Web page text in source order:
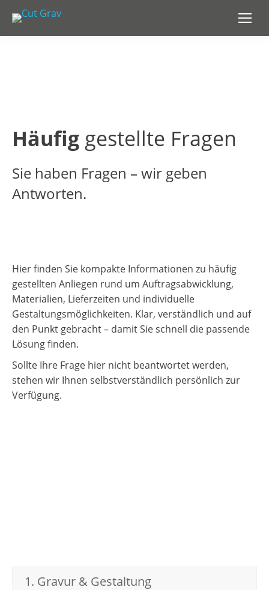
Häufig gestellte Fragen
Sie haben Fragen – wir geben
Antworten.
Hier finden Sie kompakte Informationen zu häufig
gestellten Anliegen rund um Auftragsabwicklung,
Materialien, Lieferzeiten und individuelle
Gestaltungsmöglichkeiten. Klar, verständlich und auf
den Punkt gebracht – damit Sie schnell die passende
Lösung finden.
Sollte Ihre Frage hier nicht beantwortet werden,
stehen wir Ihnen selbstverständlich persönlich zur
Verfügung.
1. Gravur & Gestaltung